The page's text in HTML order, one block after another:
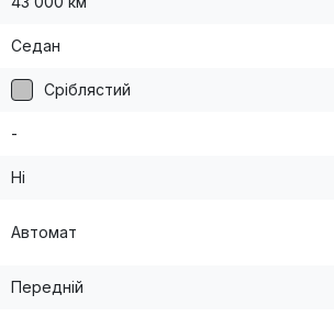
Седан
Сріблястий
-
Ні
Автомат
Передній